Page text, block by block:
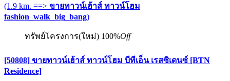
(1.9 km. ==> ขายทาวน์เฮ้าส์ ทาวน์โฮม
fashion_walk_big_bang)
ทรัพย์โครงการ(ใหม่) 100%Off
[50808] ขายทาวน์เฮ้าส์ ทาวน์โฮม บีทีเอ็น เรสซิเดนซ์ [BTN
Residence]